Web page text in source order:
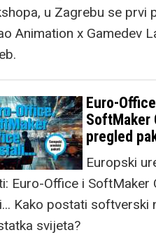
u Zagrebu se prvi
Animation x Gamedev
Euro-
SoftMaker
pregled
Europski
Euro-Office i SoftMaker
Kako postati softverski
svijeta?